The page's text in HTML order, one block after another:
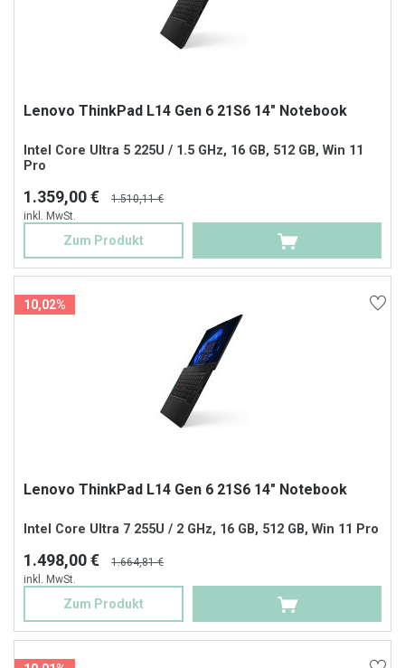
Lenovo ThinkPad L14 Gen 6 21S6 14" Notebook
Intel Core Ultra 5 225U / 1.5 GHz, 16 GB, 512 GB, Win 11
Pro
1.359,00 €
1.510,11 €
inkl. MwSt.
Zum Produkt
10,02%
Lenovo ThinkPad L14 Gen 6 21S6 14" Notebook
Intel Core Ultra 7 255U / 2 GHz, 16 GB, 512 GB, Win 11 Pro
1.498,00 €
1.664,81 €
inkl. MwSt.
Zum Produkt